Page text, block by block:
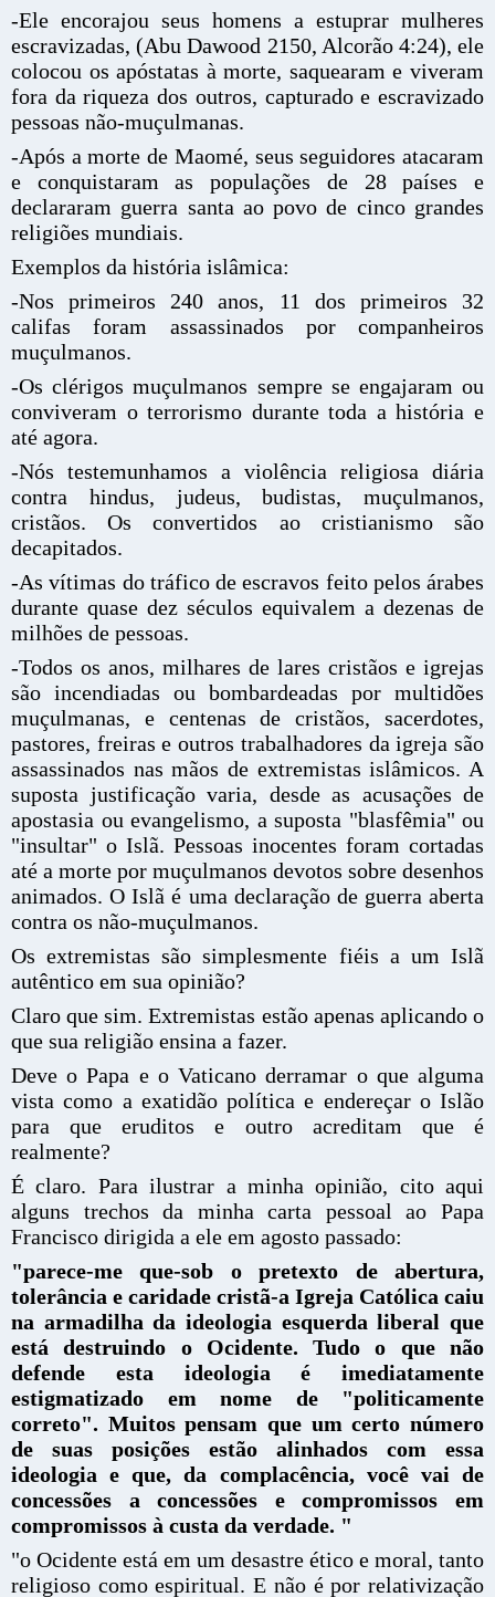
-Ele encorajou seus homens a estuprar mulheres
escravizadas, (Abu Dawood 2150, Alcorão 4:24), ele
colocou os apóstatas à morte, saquearam e viveram
fora da riqueza dos outros, capturado e escravizado
pessoas não-muçulmanas.
-Após a morte de Maomé, seus seguidores atacaram
e conquistaram as populações de 28 países e
declararam guerra santa ao povo de cinco grandes
religiões mundiais.
Exemplos da história islâmica:
-Nos primeiros 240 anos, 11 dos primeiros 32
califas foram assassinados por companheiros
muçulmanos.
-Os clérigos muçulmanos sempre se engajaram ou
conviveram o terrorismo durante toda a história e
até agora.
-Nós testemunhamos a violência religiosa diária
contra hindus, judeus, budistas, muçulmanos,
cristãos. Os convertidos ao cristianismo são
decapitados.
-As vítimas do tráfico de escravos feito pelos árabes
durante quase dez séculos equivalem a dezenas de
milhões de pessoas.
-Todos os anos, milhares de lares cristãos e igrejas
são incendiadas ou bombardeadas por multidões
muçulmanas, e centenas de cristãos, sacerdotes,
pastores, freiras e outros trabalhadores da igreja são
assassinados nas mãos de extremistas islâmicos. A
suposta justificação varia, desde as acusações de
apostasia ou evangelismo, a suposta "blasfêmia" ou
"insultar" o Islã. Pessoas inocentes foram cortadas
até a morte por muçulmanos devotos sobre desenhos
animados. O Islã é uma declaração de guerra aberta
contra os não-muçulmanos.
Os extremistas são simplesmente fiéis a um Islã
autêntico em sua opinião?
Claro que sim. Extremistas estão apenas aplicando o
que sua religião ensina a fazer.
Deve o Papa e o Vaticano derramar o que alguma
vista como a exatidão política e endereçar o Islão
para que eruditos e outro acreditam que é
realmente?
É claro. Para ilustrar a minha opinião, cito aqui
alguns trechos da minha carta pessoal ao Papa
Francisco dirigida a ele em agosto passado:
"parece-me que-sob o pretexto de abertura,
tolerância e caridade cristã-a Igreja Católica caiu
na armadilha da ideologia esquerda liberal que
está destruindo o Ocidente. Tudo o que não
defende esta ideologia é imediatamente
estigmatizado em nome de "politicamente
correto". Muitos pensam que um certo número
de suas posições estão alinhados com essa
ideologia e que, da complacência, você vai de
concessões a concessões e compromissos em
compromissos à custa da verdade. "
"o Ocidente está em um desastre ético e moral, tanto
religioso como espiritual. E não é por relativização